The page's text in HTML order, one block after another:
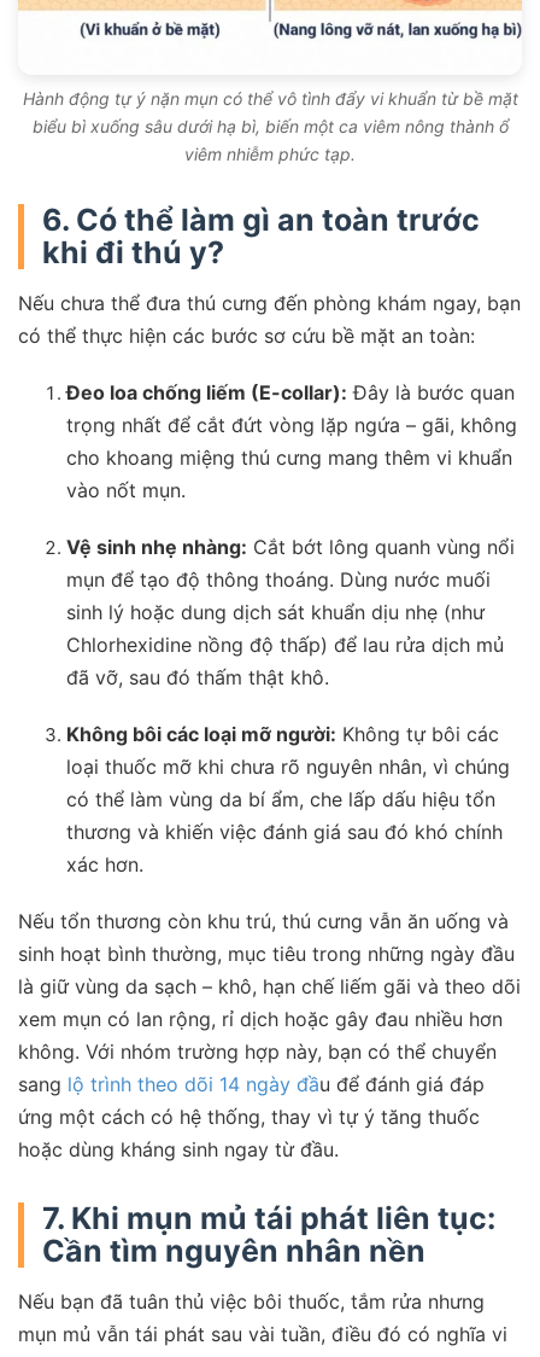
Hành động tự ý nặn mụn có thể vô tình đẩy vi khuẩn từ bề mặt
biểu bì xuống sâu dưới hạ bì, biến một ca viêm nông thành ổ
viêm nhiễm phức tạp.
6. Có thể làm gì an toàn trước
khi đi thú y?
Nếu chưa thể đưa thú cưng đến phòng khám ngay, bạn
có thể thực hiện các bước sơ cứu bề mặt an toàn:
Đeo loa chống liếm (E-collar): Đây là bước quan
trọng nhất để cắt đứt vòng lặp ngứa – gãi, không
cho khoang miệng thú cưng mang thêm vi khuẩn
vào nốt mụn.
Vệ sinh nhẹ nhàng: Cắt bớt lông quanh vùng nổi
mụn để tạo độ thông thoáng. Dùng nước muối
sinh lý hoặc dung dịch sát khuẩn dịu nhẹ (như
Chlorhexidine nồng độ thấp) để lau rửa dịch mủ
đã vỡ, sau đó thấm thật khô.
Không bôi các loại mỡ người: Không tự bôi các
loại thuốc mỡ khi chưa rõ nguyên nhân, vì chúng
có thể làm vùng da bí ẩm, che lấp dấu hiệu tổn
thương và khiến việc đánh giá sau đó khó chính
xác hơn.
Nếu tổn thương còn khu trú, thú cưng vẫn ăn uống và
sinh hoạt bình thường, mục tiêu trong những ngày đầu
là giữ vùng da sạch – khô, hạn chế liếm gãi và theo dõi
xem mụn có lan rộng, rỉ dịch hoặc gây đau nhiều hơn
không. Với nhóm trường hợp này, bạn có thể chuyển
sang lộ trình theo dõi 14 ngày đầu để đánh giá đáp
ứng một cách có hệ thống, thay vì tự ý tăng thuốc
hoặc dùng kháng sinh ngay từ đầu.
7. Khi mụn mủ tái phát liên tục:
Cần tìm nguyên nhân nền
Nếu bạn đã tuân thủ việc bôi thuốc, tắm rửa nhưng
mụn mủ vẫn tái phát sau vài tuần, điều đó có nghĩa vi